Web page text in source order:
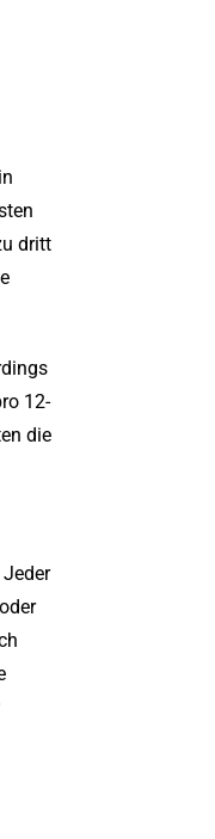
dritt
12-
die